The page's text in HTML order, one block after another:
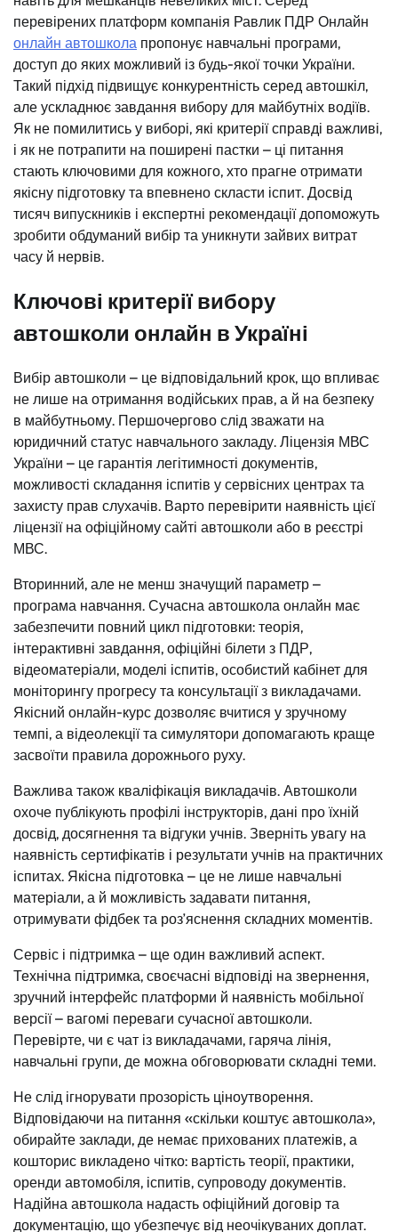
перевірених платформ компанія Равлик ПДР Онлайн
онлайн автошкола пропонує навчальні програми,
доступ до яких можливий із будь-якої точки України.
Такий підхід підвищує конкурентність серед автошкіл,
але ускладнює завдання вибору для майбутніх водіїв.
Як не помилитись у виборі, які критерії справді важливі,
і як не потрапити на поширені пастки – ці питання
стають ключовими для кожного, хто прагне отримати
якісну підготовку та впевнено скласти іспит. Досвід
тисяч випускників і експертні рекомендації допоможуть
зробити обдуманий вибір та уникнути зайвих витрат
часу й нервів.
Ключові критерії вибору
автошколи онлайн в Україні
Вибір автошколи – це відповідальний крок, що впливає
не лише на отримання водійських прав, а й на безпеку
в майбутньому. Першочергово слід зважати на
юридичний статус навчального закладу. Ліцензія МВС
України – це гарантія легітимності документів,
можливості складання іспитів у сервісних центрах та
захисту прав слухачів. Варто перевірити наявність цієї
ліцензії на офіційному сайті автошколи або в реєстрі
МВС.
Вторинний, але не менш значущий параметр –
програма навчання. Сучасна автошкола онлайн має
забезпечити повний цикл підготовки: теорія,
інтерактивні завдання, офіційні білети з ПДР,
відеоматеріали, моделі іспитів, особистий кабінет для
моніторингу прогресу та консультації з викладачами.
Якісний онлайн-курс дозволяє вчитися у зручному
темпі, а відеолекції та симулятори допомагають краще
засвоїти правила дорожнього руху.
Важлива також кваліфікація викладачів. Автошколи
охоче публікують профілі інструкторів, дані про їхній
досвід, досягнення та відгуки учнів. Зверніть увагу на
наявність сертифікатів і результати учнів на практичних
іспитах. Якісна підготовка – це не лише навчальні
матеріали, а й можливість задавати питання,
отримувати фідбек та роз’яснення складних моментів.
Сервіс і підтримка – ще один важливий аспект.
Технічна підтримка, своєчасні відповіді на звернення,
зручний інтерфейс платформи й наявність мобільної
версії – вагомі переваги сучасної автошколи.
Перевірте, чи є чат із викладачами, гаряча лінія,
навчальні групи, де можна обговорювати складні теми.
Не слід ігнорувати прозорість ціноутворення.
Відповідаючи на питання «скільки коштує автошкола»,
обирайте заклади, де немає прихованих платежів, а
кошторис викладено чітко: вартість теорії, практики,
оренди автомобіля, іспитів, супроводу документів.
Надійна автошкола надасть офіційний договір та
документацію, що убезпечує від неочікуваних доплат.